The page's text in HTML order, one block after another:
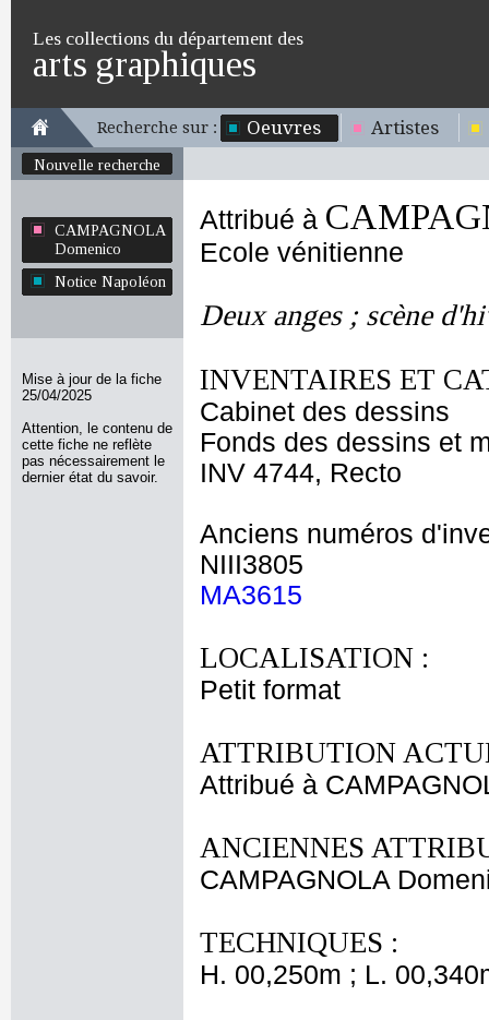
Les collections du département des
arts graphiques
Recherche sur : Oeuvres Artistes
Nouvelle recherche
CAMPAGNOLA
Domenico
Notice Napoléon
Mise à jour de la fiche
25/04/2025
Attention, le contenu de
cette fiche ne reflète
pas nécessairement le
dernier état du savoir.
Attribué à
Ecole vénitienne
Deux anges ; scène
INVENTAIRES ET
Cabinet des dessins
Fonds des dessins et
INV 4744, Recto
Anciens numéros
NIII3805
MA3615
LOCALISATION :
Petit format
ATTRIBUTION
Attribué à
ANCIENNES
CAMPAGNOLA
TECHNIQUES :
H. 00,250m ; L.